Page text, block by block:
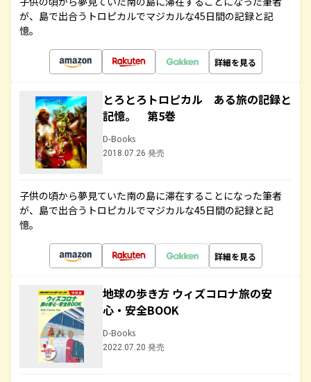
が、島で出合うトロピカルでマジカルな45日間の記録と記
憶。
詳細を見る
とろとろトロピカル ある旅の記録と
記憶。 第5巻
D-Books
2018.07.26 発売
子供の頃から夢見ていた南の島に滞在することになった筆者
が、島で出合うトロピカルでマジカルな45日間の記録と記
憶。
詳細を見る
地球の歩き方 ウィズコロナ旅の安
心・安全BOOK
D-Books
2022.07.20 発売